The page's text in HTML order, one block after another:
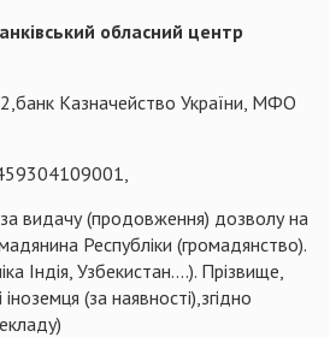
обласний центр
Казначейство України, МФО
видачу (продовження) дозволу на
Республіки (громадянство).
Індія, Узбекистан….). Прізвище,
(за наявності),згідно